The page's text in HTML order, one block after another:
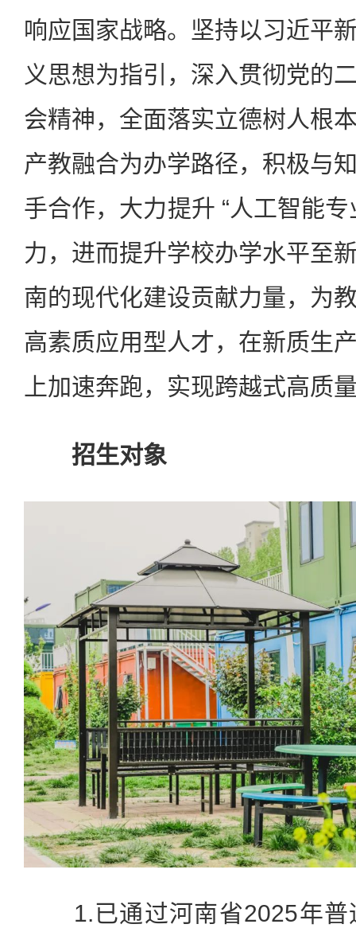
响应国家战略。坚持以习近平
义思想为指引，深入贯彻党的
会精神，全面落实立德树人根
产教融合为办学路径，积极与
手合作，大力提升 “人工智能
力，进而提升学校办学水平至
南的现代化建设贡献力量，为
高素质应用型人才，在新质生
上加速奔跑，实现跨越式高质
招生对象
1.已通过河南省2025年普